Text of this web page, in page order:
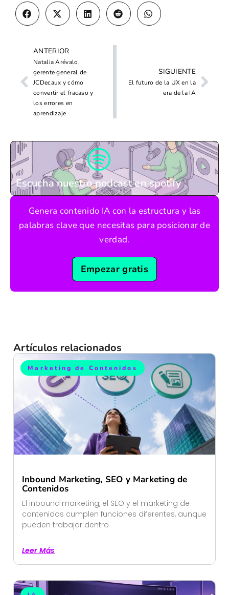
ANTERIOR
Natalia Arévalo,
gerente general de
JCDecaux y cómo
convertir el fracaso y
los errores en
aprendizaje
SIGUIENTE
El futuro de la UX en la
era de la IA
Escucha nuestro podcast en spotify
Genera contenido IA con la estructura y las
palabras clave que necesitas para posicionar de
verdad.
Empezar gratis
Artículos relacionados
Marketing de Contenidos
Inbound Marketing, SEO y Marketing de
Contenidos
El inbound marketing, el SEO y el marketing de
contenidos cumplen funciones diferentes, aunque
pueden trabajar dentro
Leer Más